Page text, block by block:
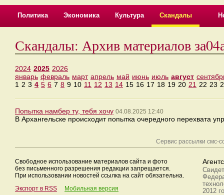
Политика Экономика Культура Скандалы
Скандалы: Архив материалов
2024 2025 2026
январь февраль март апрель май июнь июль август
1 2 3 4 5 6 7 8 9 10 11 12 13 14 15 16 17 18 19 20 21 22 23
Попытка намбер ту, тебя хочу 04.08.2025 12:40
В Архангельске происходит попытка очередного перехвата
Сервис рассылки смс-
Свободное использование материалов сайта и фото
без письменного разрешения редакции запрещается.
При использовании новостей ссылка на сайт обязательна.
Экспорт в RSS
Мобильная версия
2012